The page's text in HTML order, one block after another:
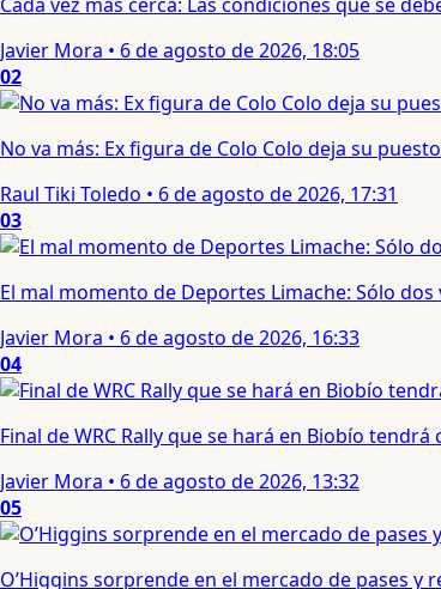
Javier Mora • 6 de agosto de 2026, 18:05
02
No va más: Ex figura de Colo Colo deja su
Raul Tiki Toledo • 6 de agosto de 2026, 17:31
03
El mal momento de Deportes Limache: Sólo
Javier Mora • 6 de agosto de 2026, 16:33
04
Final de WRC Rally que se hará en Biobío
Javier Mora • 6 de agosto de 2026, 13:32
05
O’Higgins sorprende en el mercado de pases